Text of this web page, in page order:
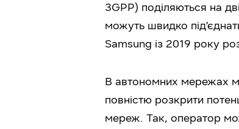
3GPP) поділяються на
можуть швидко
Samsung із 2019 року
В автономних мережах
повністю розкрити
мереж. Так, оператор